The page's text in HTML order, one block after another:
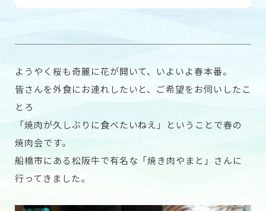
ようやく桜も奇麗に花が開いて、いよいよ春本番。
皆さんを外食にお連れしたいと、ご希望をお伺いしたこ
とろ
「焼肉が久しぶりに食べたいねえ」ということで春の
焼肉会です。
船橋市にある松阪牛で有名な「焼き肉やまと 」さんに
行ってきました。